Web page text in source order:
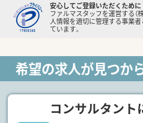
安心してご登録いただくために
ファルマスタッフを運営する（
人情報を適切に管理する事業
ています。
希望の求人が見つか
コンサルタント